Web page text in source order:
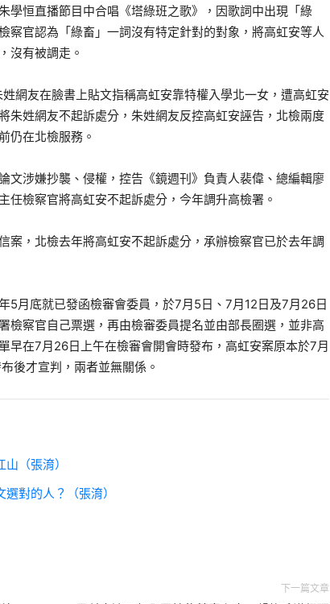
學恒直播節目中合唱《塔綠班之歌》，因歌詞中出現「綠
察官認為「綠畜」一詞沒有特定針對的對象，將高虹安等人
沒有被調走。
網友在臉書上貼文指稱高虹安靠特權入學北一女，遭高虹安
朱姓網友不起訴處分，朱姓網友反控高虹安誣告，北檢兩度
仍在北檢服務。
文涉嫌抄襲、侵權，控告《鏡週刊》負責人裴偉、總編輯廖
任檢察官將高虹安不起訴處分，今年調升高檢署。
案，北檢去年將高虹安不起訴處分，承辦檢察官已於去年調
5月底就已發函檢審會委員，於7月5日、7月12日及7月26日
檢察官自己票選，再由檢審委員提名並由部長圈選，並非高
早在7月26日上午在檢審會開會時發布，高虹安案原本於7月
後才宣判，兩者並無關係。
（張淯）
對的人？（張淯）
下一篇文章